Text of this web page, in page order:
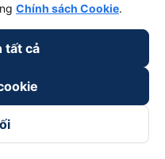
keyboard_arrow_down
keyboard_arrow_down
Chính sách Cookie.
tất cả